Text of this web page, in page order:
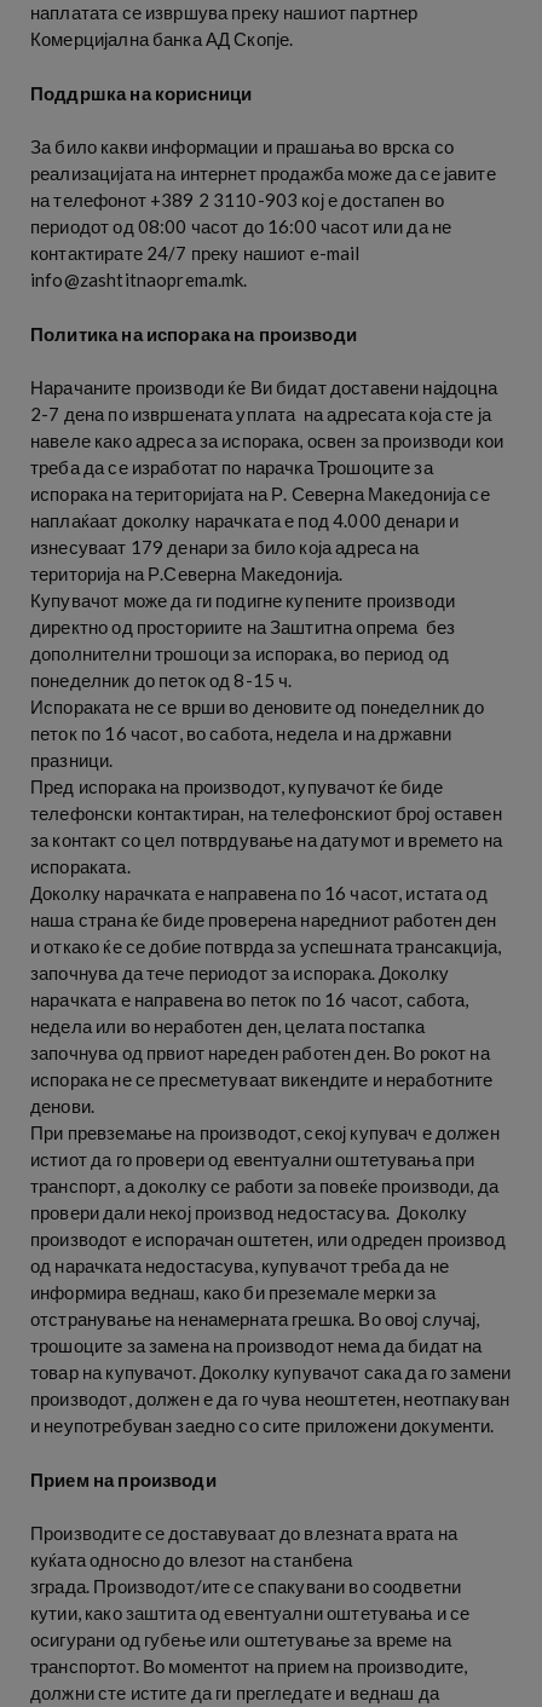
наплатата се извршува преку нашиот партнер
Комерцијална банка АД Скопје.
Поддршка на корисници
За било какви информации и прашања во врска со
реализацијата на интернет продажба може да се јавите
на телефонот +389 2 3110-903 кој е достапен во
периодот од 08:00 часот до 16:00 часот или да не
контактирате 24/7 преку нашиот e-mail
info@zashtitnaoprema.mk.
Политика на испорака на производи
Нарачаните производи ќе Ви бидат доставени најдоцна
2-7 дена по извршената уплата на адресата која сте ја
навеле како адреса за испорака, освен за производи кои
треба да се изработат по нарачка Трошоците за
испорака на територијата на Р. Северна Македонија се
наплаќаат доколку нарачката е под 4.000 денари и
изнесуваат 179 денари за било која адреса на
територија на Р.Северна Македонија.
Купувачот може да ги подигне купените производи
директно од просториите на Заштитна опрема без
дополнителни трошоци за испорака, во период од
понеделник до петок од 8-15 ч.
Испораката не се врши во деновите од понеделник до
петок по 16 часот, во сабота, недела и на државни
празници.
Пред испорака на производот, купувачот ќе биде
телефонски контактиран, на телефонскиот број оставен
за контакт со цел потврдување на датумот и времето на
испораката.
Доколку нарачката е направена по 16 часот, истата од
наша страна ќе биде проверена наредниот работен ден
и откако ќе се добие потврда за успешната трансакција,
започнува да тече периодот за испорака. Доколку
нарачката е направена во петок по 16 часот, сабота,
недела или во неработен ден, целата постапка
започнува од првиот нареден работен ден. Во рокот на
испорака не се пресметуваат викендите и неработните
денови.
При превземање на производот, секој купувач е должен
истиот да го провери од евентуални оштетувања при
транспорт, а доколку се работи за повеќе производи, да
провери дали некој производ недостасува. Доколку
производот е испорачан оштетен, или одреден производ
од нарачката недостасува, купувачот треба да не
информира веднаш, како би преземале мерки за
отстранување на ненамерната грешка. Во овој случај,
трошоците за замена на производот нема да бидат на
товар на купувачот. Доколку купувачот сака да го замени
производот, должен е да го чува неоштетен, неотпакуван
и неупотребуван заедно со сите приложени документи.
Прием на производи
Производите се доставуваат до влезната врата на
куќата односно до влезот на станбена
зграда. Производот/ите се спакувани во соодветни
кутии, како заштита од евентуални оштетувања и се
осигурани од губење или оштетување за време на
транспортот. Во моментот на прием на производите,
должни сте истите да ги прегледате и веднаш да